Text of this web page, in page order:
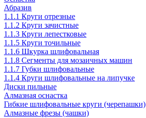
Абразив
1.1.1 Круги отрезные
1.1.2 Круги зачистные
1.1.3 Круги лепестковые
1.1.5 Круги точильные
1.1.6 Шкурка шлифовальная
1.1.8 Сегменты для мозаичных машин
1.1.7 Губки шлифовальные
1.1.4 Круги шлифовальные на липучке
Диски пильные
Алмазная оснастка
Гибкие шлифовальные круги (черепашки)
Алмазные фрезы (чашки)